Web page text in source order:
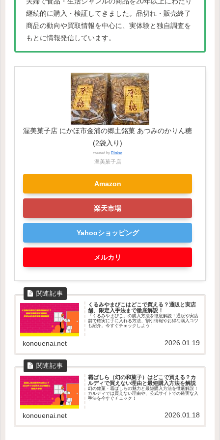
継続的に購入・検証してきました。品切れ・販売終了
商品の動向や買取情報を中心に、実体験と独自調査を
もとに情報発信しています。
渥美菓子店 にかほ市金浦の郷土銘菓 あつみのかりん糖
(2袋入り)
created by Rinker
渥美菓子店
Amazon
楽天市場
Yahooショッピング
メルカリ
くるみやまびこはどこで買える？通販と実店
舗、限定入手法まで徹底解説！
「くるみやまびこ」の購入方法を徹底解説！通販や実店
舗で確実に手に入れる方法、割引情報やお得な購入コツ
も紹介。今すぐチェックしよう！
konouenai.net 2026.01.19
霜ばしら（幻の和菓子）はどこで買える？カ
ルディで買えない理由と最短購入方法を解説
幻の銘菓・霜ばしらの魅力と最短購入方法を徹底解説！
カルディでは買えない理由や、公式サイトでの確実な入
手法を今すぐチェック！
konouenai.net 2026.01.18